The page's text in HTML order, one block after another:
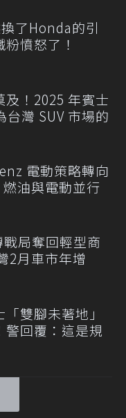
了Honda的引
憤怒了！
及！2025 年賓士
台灣 SUV 市場的
電動策略轉向
油與電動並行
戰局奪回輕型商
2月車市年增
雙腳未著地」
警回覆：這是規